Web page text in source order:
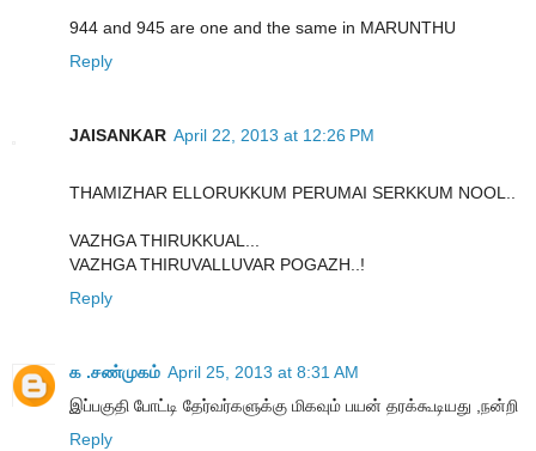
944 and 945 are one and the same in MARUNTHU
Reply
JAISANKAR April 22, 2013 at 12:26 PM
THAMIZHAR ELLORUKKUM PERUMAI SERKKUM NOOL..
VAZHGA THIRUKKUAL...
VAZHGA THIRUVALLUVAR POGAZH..!
Reply
க .சண்முகம் April 25, 2013 at 8:31 AM
இப்பகுதி போட்டி தேர்வர்களுக்கு மிகவும் பயன் தரக்கூடியது ,நன்றி
Reply